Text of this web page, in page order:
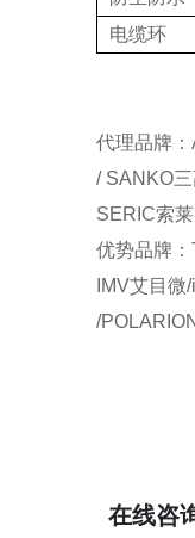
电缆环
代理品牌
/ SANKO
SERIC索
优势品牌
IMV艾目
/
在线咨